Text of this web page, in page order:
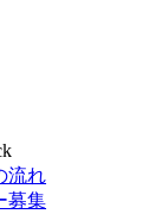
k
流れ
募集